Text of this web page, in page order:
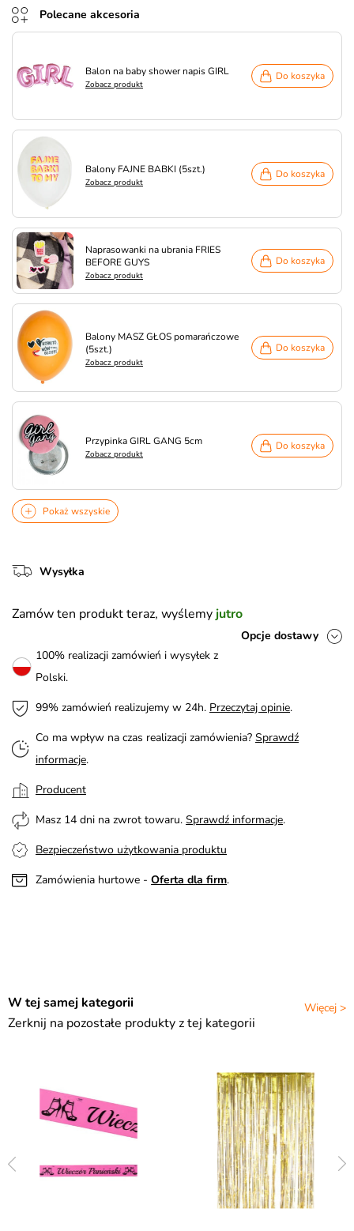
Polecane akcesoria
Balon na baby shower napis GIRL
Zobacz produkt
Do koszyka
Balony FAJNE BABKI (5szt.)
Zobacz produkt
Do koszyka
Naprasowanki na ubrania FRIES
BEFORE GUYS
Zobacz produkt
Do koszyka
Balony MASZ GŁOS pomarańczowe
(5szt.)
Zobacz produkt
Do koszyka
Przypinka GIRL GANG 5cm
Zobacz produkt
Do koszyka
Pokaż wszyskie
Wysyłka
Zamów ten produkt teraz, wyślemy jutro
Opcje dostawy
100% realizacji zamówień i wysyłek z
Polski.
99% zamówień realizujemy w 24h. Przeczytaj opinie.
Co ma wpływ na czas realizacji zamówienia? Sprawdź
informacje.
Producent
Masz 14 dni na zwrot towaru. Sprawdź informacje.
Bezpieczeństwo użytkowania produktu
Zamówienia hurtowe - Oferta dla firm.
Więcej >
W tej samej kategorii
Zerknij na pozostałe produkty z tej kategorii